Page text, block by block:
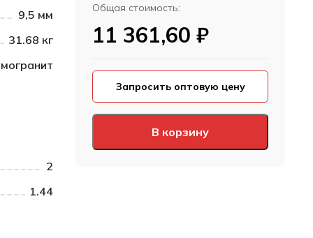
9,5 мм
31.68 кг
2
1.44
В корзину
Общая стоимость:
11 361,60 ₽
Запросить оптовую цену